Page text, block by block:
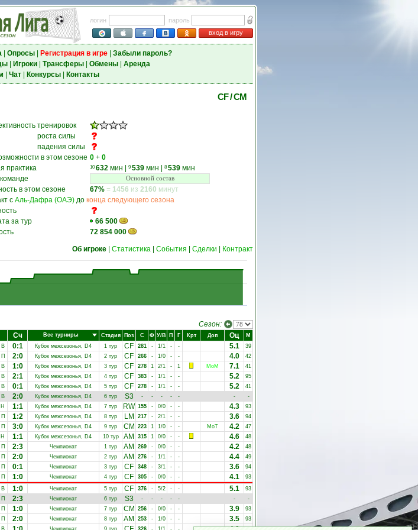
логин
пароль
вход в игру
| Опросы| Регистрация в игре| Забыли пароль?
| Игроки| Трансферы| Обмены| Аренда
Чат| Конкурсы| Контакты
CF / CM
тренировок
роста силы
падения силы
в этом сезоне 0 + 0
практика 10632 мин 9 539 мин 8 539 мин
Основной состав
в этом сезоне 67% = 1456 из 2160 минут
с Аль-Дафра (ОАЭ) до конца следующего сезона
за тур
66 500
72 854 000
Об игроке Статистика События Сделки Контракт
Сезон:
Сч Все турниры Стадия Поз С Ф У/В П Г Крт Доп Оц
М
В 0:1 Кубок межсезонья, D4 1 тур CF 281 - 1/1 - - 5.1
39
П 2:0 Кубок межсезонья, D4 2 тур CF 266 - 1/0 - - 4.0
42
В 1:0 Кубок межсезонья, D4 3 тур CF 278 1 2/1 - 1 MoM 7.1
41
В 2:1 Кубок межсезонья, D4 4 тур CF 383 - 1/1 - - 5.2
95
В 0:1 Кубок межсезонья, D4 5 тур CF 278 - 1/1 - - 5.2
41
В 2:0 Кубок межсезонья, D4 6 тур S3 - - - - - -
-
Н 1:1 Кубок межсезонья, D4 7 тур RW 155 - 0/0 - - 4.3
93
П 1:2 Кубок межсезонья, D4 8 тур LM 217 - 2/1 - - 3.6
94
П 3:0 Кубок межсезонья, D4 9 тур CM 223 1 1/0 - - MoT 4.2
47
Н 1:1 Кубок межсезонья, D4 10 тур AM 315 1 0/0 - - 4.6
48
П 2:3 Чемпионат 1 тур AM 269 - 0/0 - - 4.2
48
П 2:0 Чемпионат 2 тур AM 276 - 1/1 - - 4.4
49
П 0:1 Чемпионат 3 тур CF 348 - 3/1 - - 3.6
94
П 1:0 Чемпионат 4 тур CF 305 - 0/0 - - 4.1
93
В 1:0 Чемпионат 5 тур CF 376 - 5/2 - - 5.1
93
П 2:3 Чемпионат 6 тур S3 - - - - - -
-
П 1:0 Чемпионат 7 тур CM 256 - 0/0 - - 3.9
93
П 2:0 Чемпионат 8 тур AM 253 - 1/0 - - 3.5
93
В Чемпионат 9 тур 326 - 1/1 - - WoT 38